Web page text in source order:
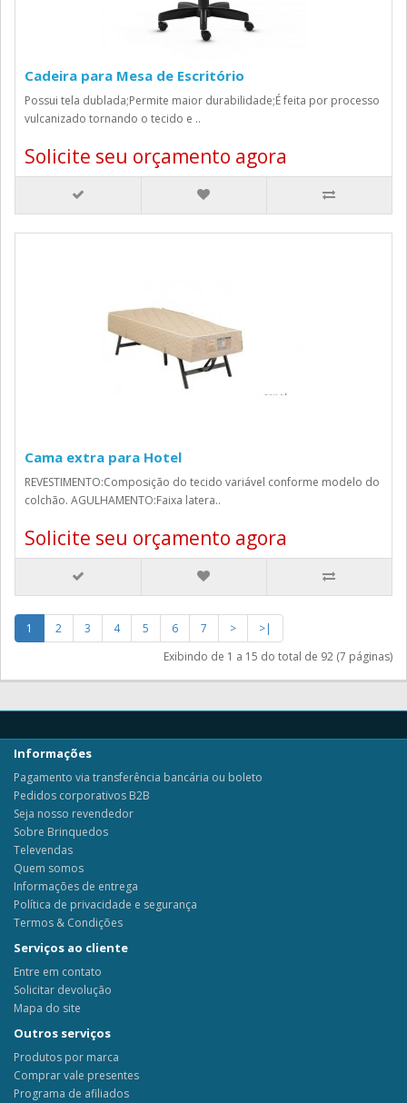
Cadeira para Mesa de Escritório
Possui tela dublada;Permite maior durabilidade;É feita por processo
vulcanizado tornando o tecido e ..
Solicite seu orçamento agora
Cama extra para Hotel
REVESTIMENTO:Composição do tecido variável conforme modelo do
colchão. AGULHAMENTO:Faixa latera..
Solicite seu orçamento agora
1 2 3 4 5 6 7 >
>|
Exibindo de 1 a 15 do total de 92 (7 páginas)
Informações
Pagamento via transferência bancária ou boleto
Pedidos corporativos B2B
Seja nosso revendedor
Sobre Brinquedos
Televendas
Quem somos
Informações de entrega
Política de privacidade e segurança
Termos & Condições
Serviços ao cliente
Entre em contato
Solicitar devolução
Mapa do site
Outros serviços
Produtos por marca
Comprar vale presentes
Programa de afiliados